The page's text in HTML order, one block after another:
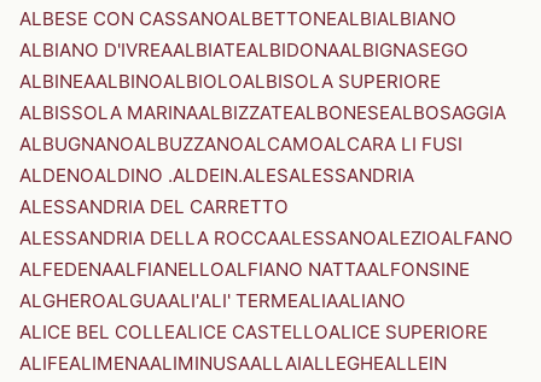
ALBESE CON CASSANOALBETTONEALBIALBIANO
ALBIANO D'IVREAALBIATEALBIDONAALBIGNASEGO
ALBINEAALBINOALBIOLOALBISOLA SUPERIORE
ALBISSOLA MARINAALBIZZATEALBONESEALBOSAGGIA
ALBUGNANOALBUZZANOALCAMOALCARA LI FUSI
ALDENOALDINO .ALDEIN.ALESALESSANDRIA
ALESSANDRIA DEL CARRETTO
ALESSANDRIA DELLA ROCCAALESSANOALEZIOALFANO
ALFEDENAALFIANELLOALFIANO NATTAALFONSINE
ALGHEROALGUAALI'ALI' TERMEALIAALIANO
ALICE BEL COLLEALICE CASTELLOALICE SUPERIORE
ALIFEALIMENAALIMINUSAALLAIALLEGHEALLEIN